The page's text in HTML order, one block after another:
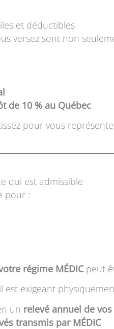
et déductibles
versez sont non
de 10 % au Québec
pour vous
qui est admissible
pour :
régime MÉDICpeut
exigeant
un relevé annuel de
transmis par MÉDIC